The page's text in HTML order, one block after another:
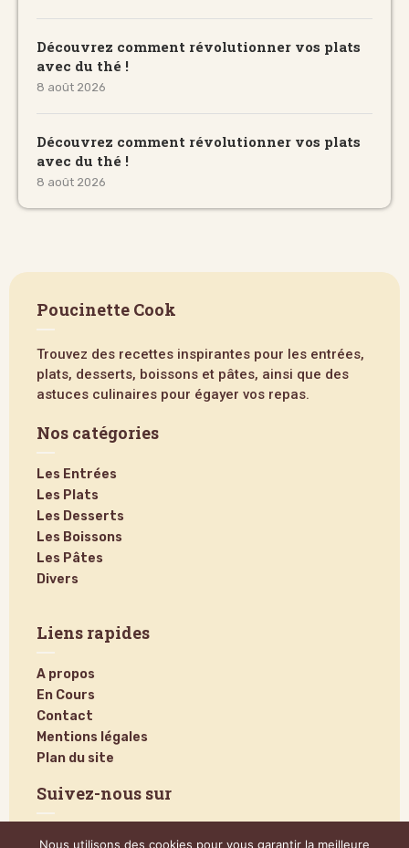
Découvrez comment révolutionner vos plats
avec du thé !
8 août 2026
Découvrez comment révolutionner vos plats
avec du thé !
8 août 2026
Poucinette Cook
Trouvez des recettes inspirantes pour les entrées,
plats, desserts, boissons et pâtes, ainsi que des
astuces culinaires pour égayer vos repas.
Nos catégories
Les Entrées
Les Plats
Les Desserts
Les Boissons
Les Pâtes
Divers
Liens rapides
A propos
En Cours
Contact
Mentions légales
Plan du site
Suivez-nous sur
Nous utilisons des cookies pour vous garantir la meilleure